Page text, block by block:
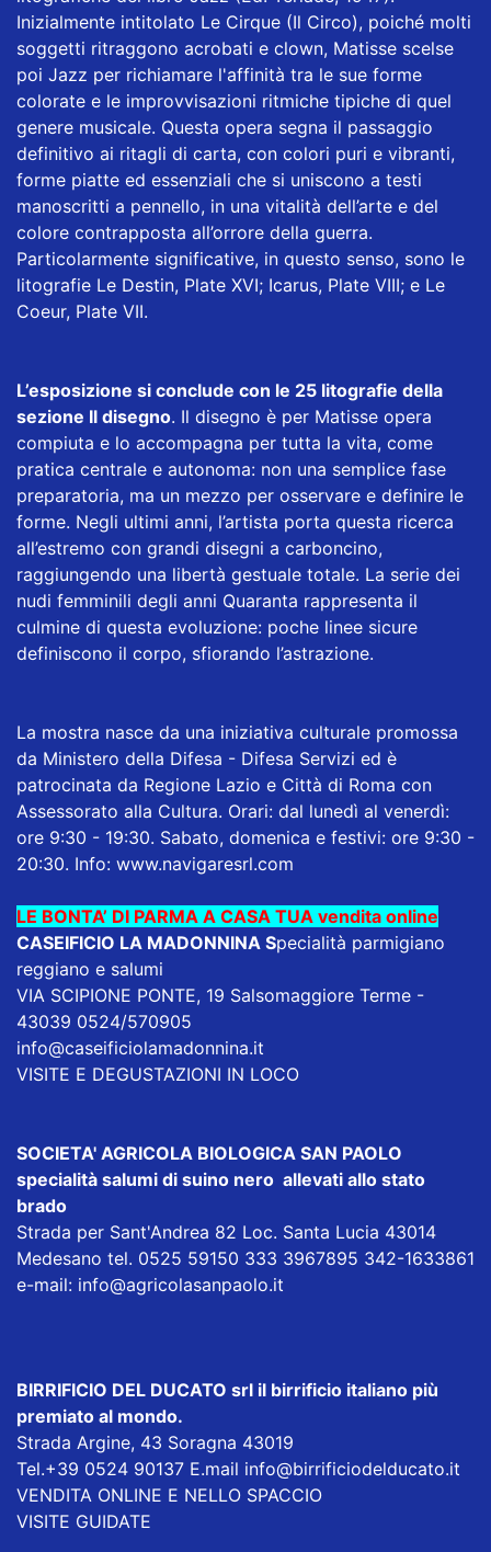
Inizialmente intitolato Le Cirque (Il Circo), poiché molti
soggetti ritraggono acrobati e clown, Matisse scelse
poi Jazz per richiamare l'affinità tra le sue forme
colorate e le improvvisazioni ritmiche tipiche di quel
genere musicale. Questa opera segna il passaggio
definitivo ai ritagli di carta, con colori puri e vibranti,
forme piatte ed essenziali che si uniscono a testi
manoscritti a pennello, in una vitalità dell’arte e del
colore contrapposta all’orrore della guerra.
Particolarmente significative, in questo senso, sono le
litografie Le Destin, Plate XVI; Icarus, Plate VIII; e Le
Coeur, Plate VII.
L’esposizione si conclude con le 25 litografie della
sezione Il disegno. Il disegno è per Matisse opera
compiuta e lo accompagna per tutta la vita, come
pratica centrale e autonoma: non una semplice fase
preparatoria, ma un mezzo per osservare e definire le
forme. Negli ultimi anni, l’artista porta questa ricerca
all’estremo con grandi disegni a carboncino,
raggiungendo una libertà gestuale totale. La serie dei
nudi femminili degli anni Quaranta rappresenta il
culmine di questa evoluzione: poche linee sicure
definiscono il corpo, sfiorando l’astrazione.
La mostra nasce da una iniziativa culturale promossa
da Ministero della Difesa - Difesa Servizi ed è
patrocinata da Regione Lazio e Città di Roma con
Assessorato alla Cultura. Orari: dal lunedì al venerdì:
ore 9:30 - 19:30. Sabato, domenica e festivi: ore 9:30 -
20:30. Info: www.navigaresrl.com
LE BONTA’ DI PARMA A CASA TUA vendita online
CASEIFICIO LA MADONNINA Specialità parmigiano
reggiano e salumi
VIA SCIPIONE PONTE, 19 Salsomaggiore Terme -
43039 0524/570905
info@caseificiolamadonnina.it
VISITE E DEGUSTAZIONI IN LOCO
SOCIETA' AGRICOLA BIOLOGICA SAN PAOLO
specialità salumi di suino nero allevati allo stato
brado
Strada per Sant'Andrea 82 Loc. Santa Lucia 43014
Medesano tel. 0525 59150 333 3967895 342-1633861
e-mail: info@agricolasanpaolo.it
BIRRIFICIO DEL DUCATO srl il birrificio italiano più
premiato al mondo.
Strada Argine, 43 Soragna 43019
Tel.+39 0524 90137 E.mail info@birrificiodelducato.it
VENDITA ONLINE E NELLO SPACCIO
VISITE GUIDATE